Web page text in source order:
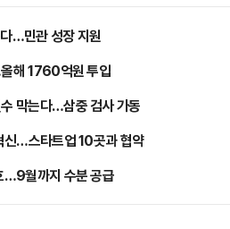
…민관 성장 지원
해 1760억원 투입
막는다…삼중 검사 가동
신…스타트업 10곳과 협약
…9월까지 수분 공급